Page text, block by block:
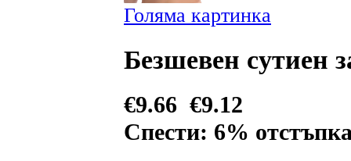
Голяма картинка
Безшевен сутиен
€9.66 €9.12
Спести: 6%